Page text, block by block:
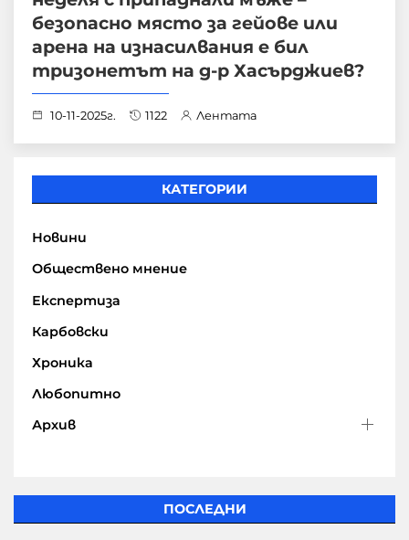
безопасно място за гейове или
арена на изнасилвания е бил
тризонетът на д-р Хасърджиев?
10-11-2025г. 1122 Лентата
КАТЕГОРИИ
Новини
Обществено мнение
Експертиза
Карбовски
Хроника
Любопитно
Архив
ПОСЛЕДНИ